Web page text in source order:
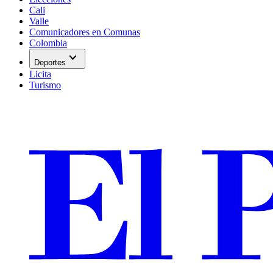
Cali
Valle
Comunicadores en Comunas
Colombia
Deportes expand_more
Licita
Turismo